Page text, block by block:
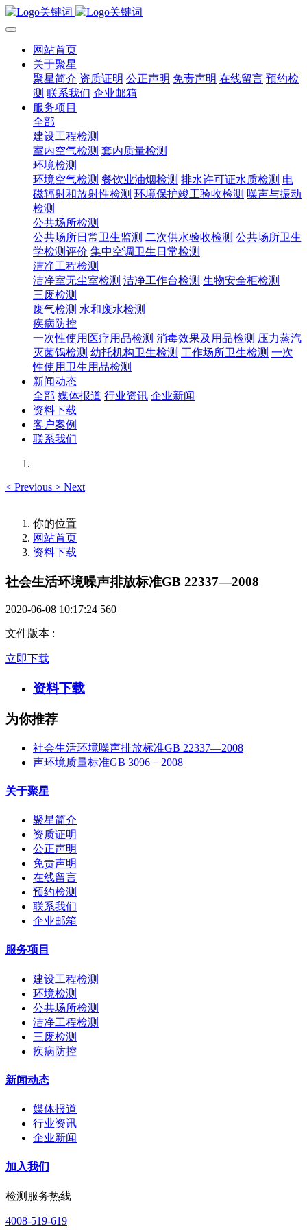
网站首页
关于聚星
聚星简介 资质证明 公正声明 免责声明 在线留言 预约检
测 联系我们 企业邮箱
服务项目
全部
建设工程检测
室内空气检测 套内质量检测
环境检测
环境空气检测 餐饮业油烟检测 排水许可证水质检测 电
磁辐射和放射性检测 环境保护竣工验收检测 噪声与振动
检测
公共场所检测
公共场所日常卫生监测 二次供水验收检测 公共场所卫生
学检测评价 集中空调卫生日常检测
洁净工程检测
洁净室无尘室检测 洁净工作台检测 生物安全柜检测
三废检测
废气检测 水和废水检测
疾病防控
一次性使用医疗用品检测 消毒效果及用品检测 压力蒸汽
灭菌锅检测 幼托机构卫生检测 工作场所卫生检测 一次
性使用卫生用品检测
新闻动态
全部 媒体报道 行业资讯 企业新闻
资料下载
客户案例
联系我们
< Previous > Next
你的位置
网站首页
资料下载
社会生活环境噪声排放标准GB 22337—2008
2020-06-08 10:17:24 560
文件版本 :
立即下载
资料下载
为你推荐
社会生活环境噪声排放标准GB 22337—2008
声环境质量标准GB 3096－2008
关于聚星
聚星简介
资质证明
公正声明
免责声明
在线留言
预约检测
联系我们
企业邮箱
服务项目
建设工程检测
环境检测
公共场所检测
洁净工程检测
三废检测
疾病防控
新闻动态
媒体报道
行业资讯
企业新闻
加入我们
检测服务热线
4008-519-619